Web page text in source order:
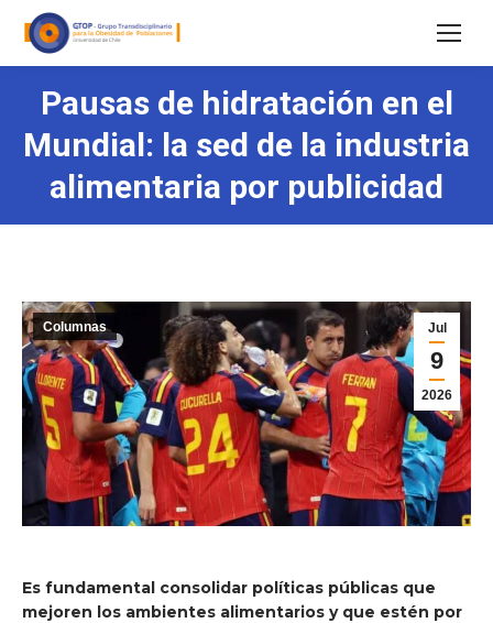
Pausas de hidratación en el
Mundial: la sed de la industria
alimentaria por publicidad
Jul
9
2026
Columnas
Es fundamental consolidar políticas públicas que
mejoren los ambientes alimentarios y que estén por